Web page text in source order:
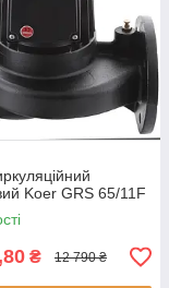
Koer GRS 65/11F
₴ 12 790 ₴